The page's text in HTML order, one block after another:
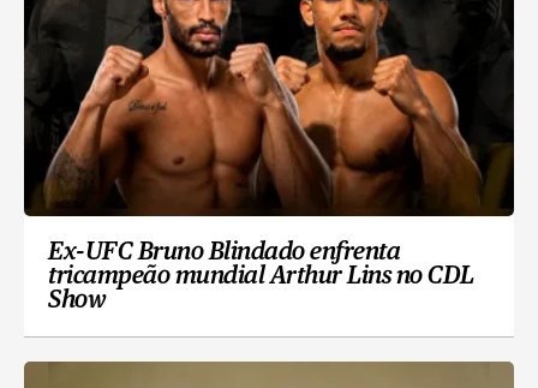
Ex-UFC Bruno Blindado enfrenta
tricampeão mundial Arthur Lins no CDL
Show